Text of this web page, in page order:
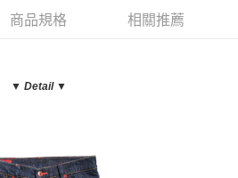
商品規格 相關推薦
▼ Detail ▼